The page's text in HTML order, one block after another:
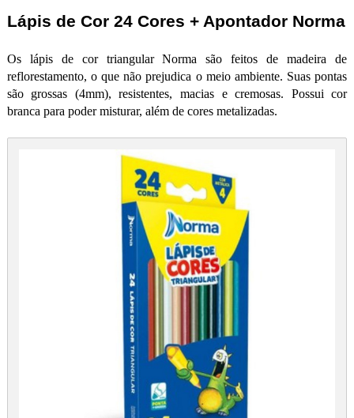
Lápis de Cor 24 Cores + Apontador Norma
Os lápis de cor triangular Norma são feitos de madeira de
reflorestamento, o que não prejudica o meio ambiente. Suas pontas
são grossas (4mm), resistentes, macias e cremosas. Possui cor
branca para poder misturar, além de cores metalizadas.